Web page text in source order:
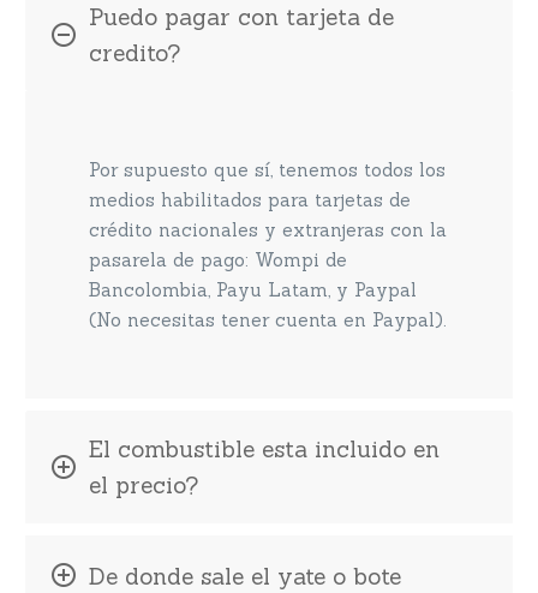
Puedo pagar con tarjeta de
credito?
Por supuesto que sí, tenemos todos los
medios habilitados para tarjetas de
crédito nacionales y extranjeras con la
pasarela de pago: Wompi de
Bancolombia, Payu Latam, y Paypal
(No necesitas tener cuenta en Paypal).
El combustible esta incluido en
el precio?
De donde sale el yate o bote